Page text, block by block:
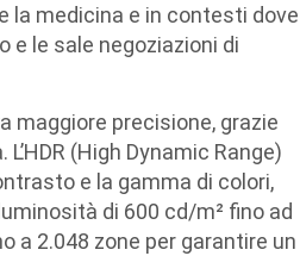
la medicina e in contesti dove
le sale negoziazioni di
maggiore precisione, grazie
(High Dynamic Range)
e la gamma di colori,
di 600 cd/m² fino ad
a 2.048 zone per garantire un